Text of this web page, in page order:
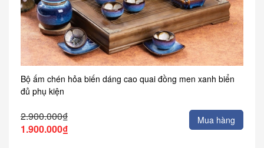
Bộ ấm chén hỏa biến dáng cao quai đồng men xanh biển
đủ phụ kiện
2.900.000₫
1.900.000₫
Mua hàng